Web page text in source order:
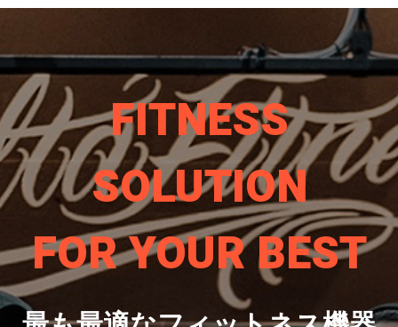
FITNESS
SOLUTION
FOR YOUR BEST